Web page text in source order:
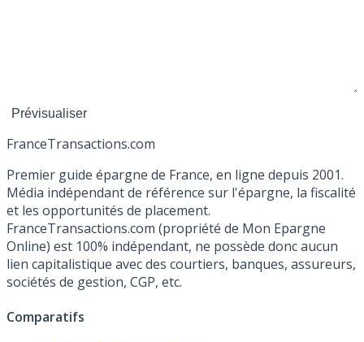
FranceTransactions.com
Premier guide épargne de France, en ligne depuis 2001.
Média indépendant de référence sur l'épargne, la fiscalité
et les opportunités de placement.
FranceTransactions.com (propriété de Mon Epargne
Online) est 100% indépendant, ne possède donc aucun
lien capitalistique avec des courtiers, banques, assureurs,
sociétés de gestion, CGP, etc.
Comparatifs